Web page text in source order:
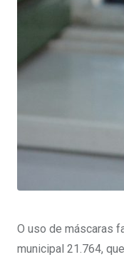
O uso de máscaras
municipal 21.764,